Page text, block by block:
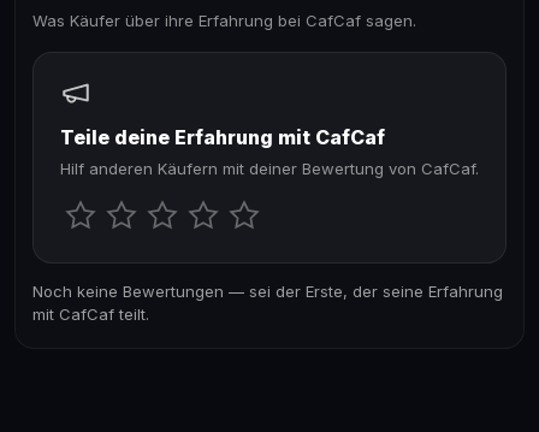
Was Käufer über ihre Erfahrung bei CafCaf sagen.
Teile deine Erfahrung mit CafCaf
Hilf anderen Käufern mit deiner Bewertung von CafCaf.
Noch keine Bewertungen — sei der Erste, der seine Erfahrung
mit CafCaf teilt.